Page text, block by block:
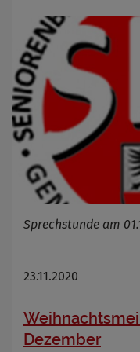
Sprechstunde am
23.11.2020
Dezember
Cookie Laufzeit